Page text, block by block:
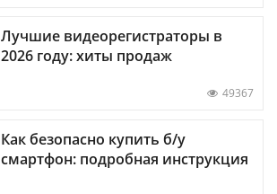
Лучшие видеорегистраторы в
2026 году: хиты продаж
49367
Как безопасно купить б/у
смартфон: подробная инструкция